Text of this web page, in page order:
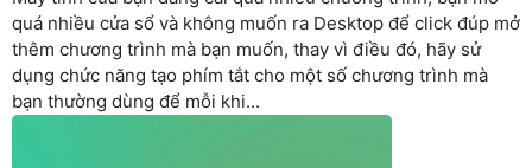
quá nhiều cửa sổ và không muốn ra Desktop để click đúp mở
thêm chương trình mà bạn muốn, thay vì điều đó, hãy sử
dụng chức năng tạo phím tắt cho một số chương trình mà
bạn thường dùng để mỗi khi...